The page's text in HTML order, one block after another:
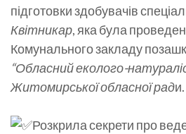
підготовки здобувачів
Квітникар, яка була
Комунального закладу
“Обласний еколого-
Житомирської обласної ради.
Розкрила секрети про